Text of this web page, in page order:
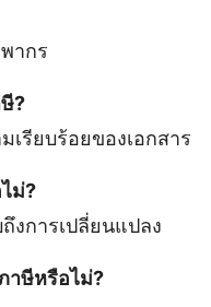
ากร
?
รียบร้อยของเอกสาร
ม่?
งการเปลี่ยนแปลง
าษีหรือไม่?